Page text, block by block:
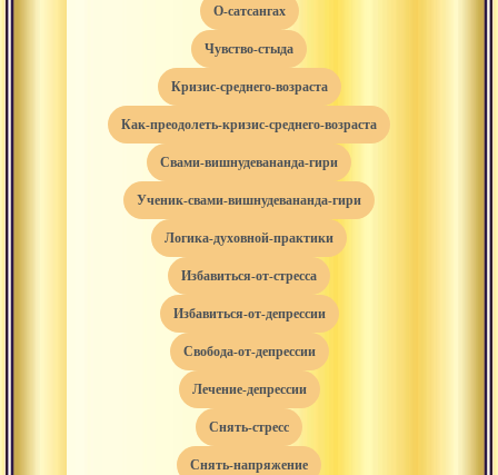
о-сатсангах
чувство-стыда
кризис-среднего-возраста
как-преодолеть-кризис-среднего-возраста
свами-вишнудевананда-гири
ученик-свами-вишнудевананда-гири
логика-духовной-практики
избавиться-от-стресса
избавиться-от-депрессии
свобода-от-депрессии
лечение-депрессии
снять-стресс
снять-напряжение